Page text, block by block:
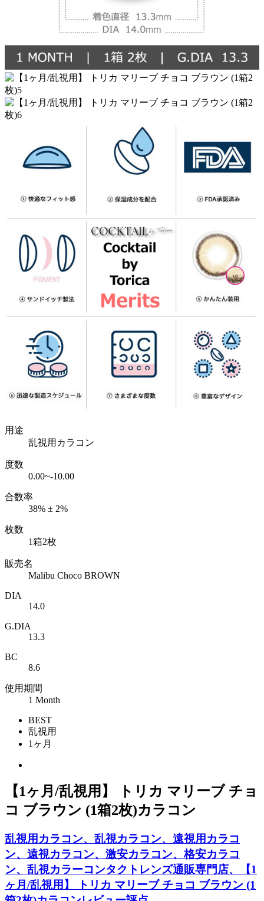
用途
乱視用カラコン
度数
0.00~-10.00
合数率
38% ± 2%
枚数
1箱2枚
販売名
Malibu Choco BROWN
DIA
14.0
G.DIA
13.3
BC
8.6
使用期間
1 Month
BEST
乱視用
1ヶ月
【1ヶ月/乱視用】 トリカ マリーブ チョ
コ ブラウン (1箱2枚)カラコン
乱視用カラコン、乱視カラコン、遠視用カラコ
ン、遠視カラコン、激安カラコン、格安カラコ
ン、乱視カラーコンタクトレンズ通販専門店、【1
ヶ月/乱視用】 トリカ マリーブ チョコ ブラウン (1